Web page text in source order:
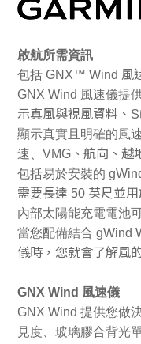
啟航所需資訊
包括 GNX™ Wind 風
GNX Wind 風速儀提
示真風與視風資料、
顯示真實且明確的風
速、VMG 、航向、越
包括易於安裝的
需要長達 50 英尺並
內部太陽能充電電池
當您配備結合 gWind
儀時，您就會了解風
GNX Wind 風速儀
GNX Wind提供您做
見度、玻璃膠合背光